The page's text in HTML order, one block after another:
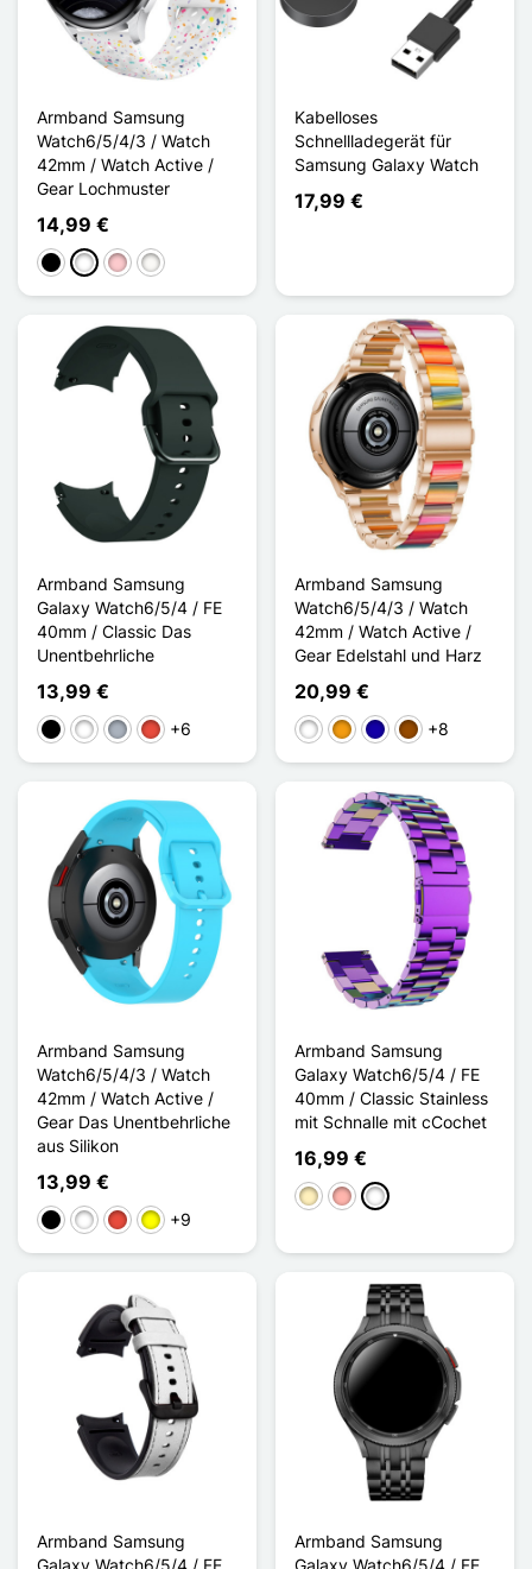
Armband Samsung
Watch6/5/4/3 / Watch
42mm / Watch Active /
Gear Lochmuster
14,99 €
Schwarz
WeißPinkBlanc Étoilé
Kabelloses
Schnellladegerät für
Samsung Galaxy Watch
17,99 €
Armband Samsung
Galaxy Watch6/5/4 / FE
40mm / Classic Das
Unentbehrliche
13,99 €
Schwarz
WeißGrauRot +6
Armband Samsung
Watch6/5/4/3 / Watch
42mm / Watch Active /
Gear Edelstahl und Harz
20,99 €
WeißOrangeDunkelblau
Braun
+8
Armband Samsung
Watch6/5/4/3 / Watch
42mm / Watch Active /
Gear Das Unentbehrliche
aus Silikon
13,99 €
Schwarz
WeißRot Gelb+9
Armband Samsung
Galaxy Watch6/5/4 / FE
40mm / Classic Stainless
mit Schnalle mit cCochet
16,99 €
GoldenRoségoldMulti-couleur
Armband Samsung
Galaxy Watch6/5/4 / FE
Armband Samsung
Galaxy Watch6/5/4 / FE